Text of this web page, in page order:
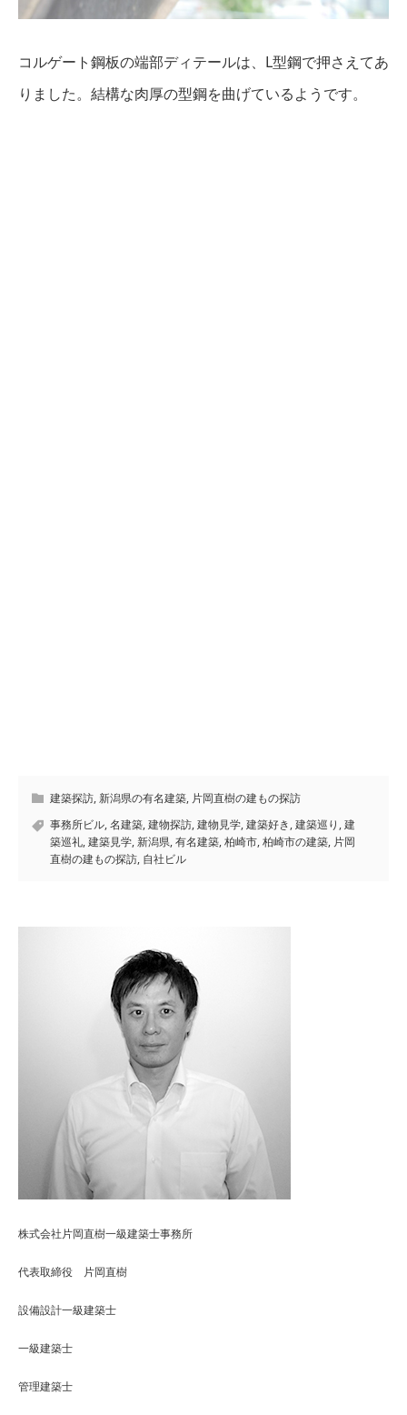
コルゲート鋼板の端部ディテールは、L型鋼で押さえてあ
りました。結構な肉厚の型鋼を曲げているようです。
建築探訪,新潟県の有名建築, 片岡直樹の建もの探訪
事務所ビル,名建築,建物探訪,建物見学,建築好き,建築巡り ,建
築巡礼,建築見学,新潟県,有名建築,柏崎市,柏崎市の建築, 片岡
直樹の建もの探訪, 自社ビル
株式会社片岡直樹一級建築士事務所
代表取締役 片岡直樹
設備設計一級建築士
一級建築士
管理建築士